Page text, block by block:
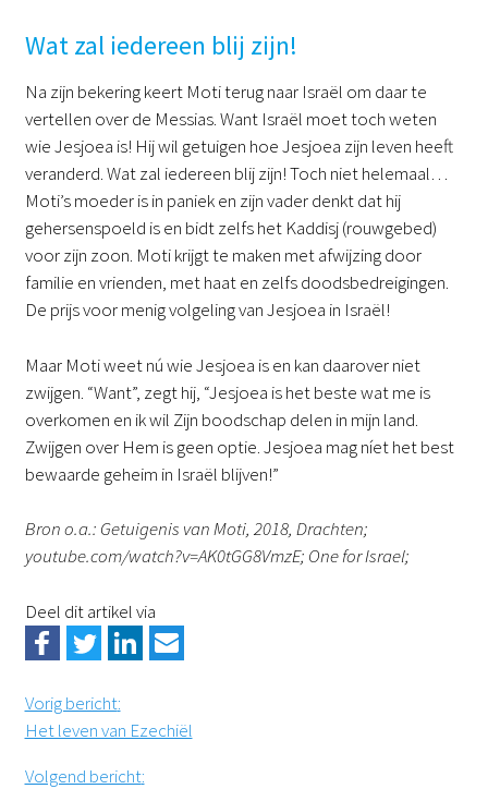
Wat zal iedereen blij zijn!
Na zijn bekering keert Moti terug naar Israël om daar te
vertellen over de Messias. Want Israël moet toch weten
wie Jesjoea is! Hij wil getuigen hoe Jesjoea zijn leven heeft
veranderd. Wat zal iedereen blij zijn! Toch niet helemaal…
Moti’s moeder is in paniek en zijn vader denkt dat hij
gehersenspoeld is en bidt zelfs het Kaddisj (rouwgebed)
voor zijn zoon. Moti krijgt te maken met afwijzing door
familie en vrienden, met haat en zelfs doodsbedreigingen.
De prijs voor menig volgeling van Jesjoea in Israël!
Maar Moti weet nú wie Jesjoea is en kan daarover niet
zwijgen. “Want”, zegt hij, “Jesjoea is het beste wat me is
overkomen en ik wil Zijn boodschap delen in mijn land.
Zwijgen over Hem is geen optie. Jesjoea mag níet het best
bewaarde geheim in Israël blijven!”
Bron o.a.: Getuigenis van Moti, 2018, Drachten;
youtube.com/watch?v=AK0tGG8VmzE; One for Israel;
Deel dit artikel via
Vorig bericht:
Het leven van Ezechiël
Volgend bericht: